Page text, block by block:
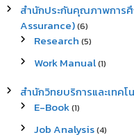
สำนักประกันคุณภาพการ
Assurance)(6)
Research (5)
Work Manual(1)
สำนักวิทยบริการและเทค
E-Book(1)
Job Analysis(4)